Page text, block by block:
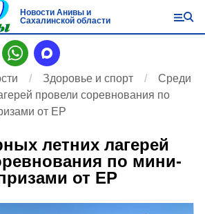
Новости Анивы и
Сахалинской области
Здоровье и спорт
Среди
провели соревнования по
от ЕР
летних лагерей
по мини-
от ЕР